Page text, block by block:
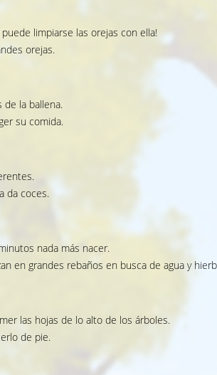
limpiarse las orejas con ella!
orejas.
de la ballena.
su comida.
da coces.
nada más nacer.
en grandes rebaños en busca de agua y
las hojas de lo alto de los árboles.
de pie.